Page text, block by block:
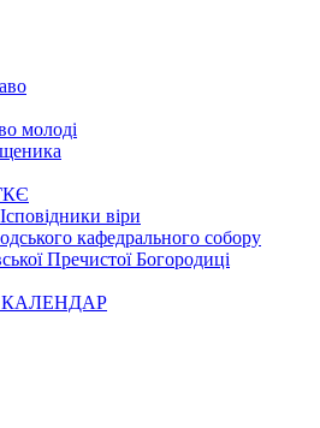
молоді
віри
кафедрального собору
Пречистої Богородиці